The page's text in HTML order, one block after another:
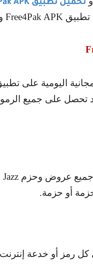
تحميل تطبيق APK
تطبيق Free4Pak APK
اليومية على
تحصل على جميع
جميع عروض وحزم Jazz
أو حزمة.
كل رمز أو خدعة